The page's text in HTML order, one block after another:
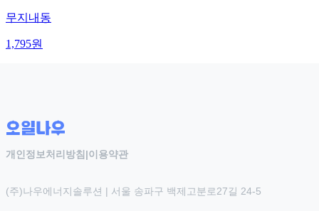
무지내동
1,795원
개인정보처리방침 |이용약관
(주)나우에너지솔루션 | 서울 송파구 백제고분로27길 24-5